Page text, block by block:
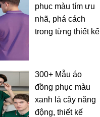
phục màu tím ưu
nhã, phá cách
trong từng thiết kế
300+ Mẫu áo
đồng phục màu
xanh lá cây năng
động, thiết kế